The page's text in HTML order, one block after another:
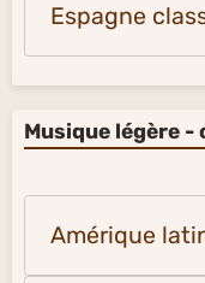
Musique légère -
Amérique